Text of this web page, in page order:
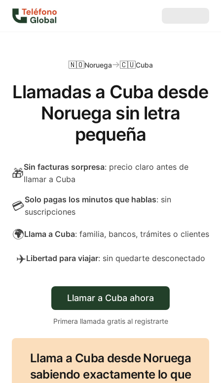
Llamadas a Cuba desde
Noruega sin letra
pequeña
🇳🇴Noruega 🇨🇺Cuba
🎁Sin facturas sorpresa: precio claro antes de
llamar a Cuba
💳Solo pagas los minutos que hablas: sin
suscripciones
🌍Llama a Cuba: familia, bancos, trámites o clientes
✈️Libertad para viajar: sin quedarte desconectado
Llamar a Cuba ahora
Primera llamada gratis al registrarte
Llama a Cuba desde Noruega
sabiendo exactamente lo que